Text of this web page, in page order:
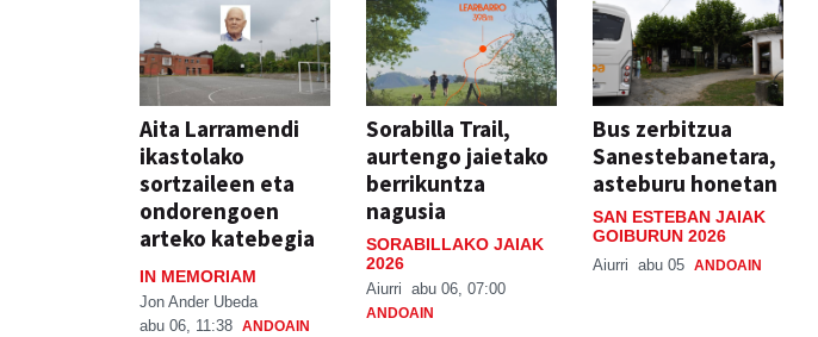
Aita Larramendi
ikastolako
sortzaileen eta
ondorengoen
arteko katebegia
IN MEMORIAM
Jon Ander Ubeda
abu 06, 11:38 ANDOAIN
Sorabilla Trail,
aurtengo jaietako
berrikuntza
nagusia
SORABILLAKO JAIAK
2026
Aiurri abu 06, 07:00
ANDOAIN
Bus zerbitzua
Sanestebanetara,
asteburu honetan
SAN ESTEBAN JAIAK
GOIBURUN 2026
Aiurri abu 05 ANDOAIN